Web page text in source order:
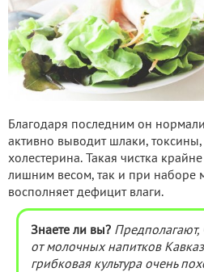
Благодаря последним он
активно выводит шлаки,
холестерина. Такая чистка
лишним весом, так и при наборе
восполняет дефицит влаги.
Знаете ли вы?
от молочных напитков
грибковая культура очень